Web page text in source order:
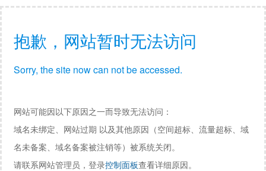
抱歉，网站暂时无法访问
Sorry, the site now can not be accessed.
网站可能因以下原因之一而导致无法访问：
域名未绑定、网站过期 以及其他原因（空间超标、流量超标、域
名未备案、域名备案被注销等）被系统关闭。
请联系网站管理员，登录控制面板查看详细原因。